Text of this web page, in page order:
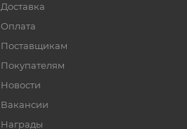
Доставка
Оплата
Поставщикам
Покупателям
Новости
Вакансии
Награды